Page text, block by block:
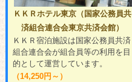
ＫＫＲホテル東京（国家公務員共
済組合連合会東京共済会館）
ＫＫＲ宿泊施設は国家公務員共済
組合連合会が組合員等の利用を目
的として運営しています。
（14,250円～）